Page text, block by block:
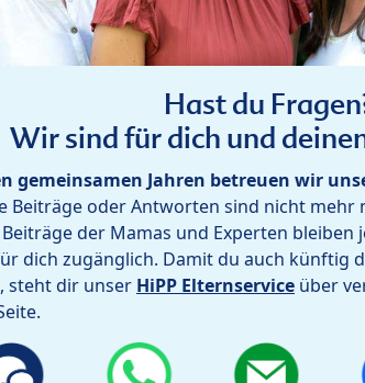
Hast du
Wir sind für dich und
gemeinsamen Jahren betreuen wir
Beiträge oder Antworten sind nicht mehr
der Mamas und Experten bleiben
dich zugänglich. Damit du auch künftig
steht dir unser HiPP Elternservice über